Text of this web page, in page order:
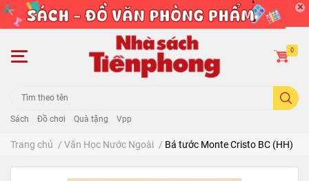
Sách Đồ chơi Quà tặng Vpp
0
Trang chủ / Văn Học Nước Ngoài / Bá tước Monte Cristo BC (HH)